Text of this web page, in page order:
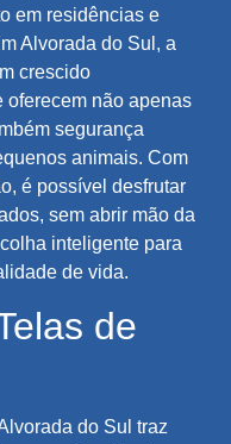
em residências e
Alvorada do Sul, a
crescido
oferecem não apenas
segurança
animais. Com
é possível desfrutar
sem abrir mão da
inteligente para
de vida.
de
do Sul traz